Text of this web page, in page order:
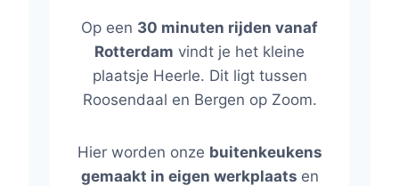
Op een 30 minuten rijden vanaf
Rotterdam vindt je het kleine
plaatsje Heerle. Dit ligt tussen
Roosendaal en Bergen op Zoom.
Hier worden onze buitenkeukens
gemaakt in eigen werkplaats en